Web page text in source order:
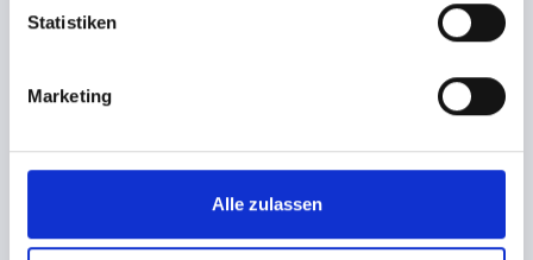
Statistiken
Marketing
Alle zulassen
Die im Ticketshop angegebenen Ticketpreise
verstehen sich zuzüglich der jeweils angegeben VVK-
unterschiedlicher Transaktionsgebühren. Der
Gesamtpreis ist ausgenommen von der Bezahlung
über den Zahlungsweg Vorkasse, verpflichtet sich